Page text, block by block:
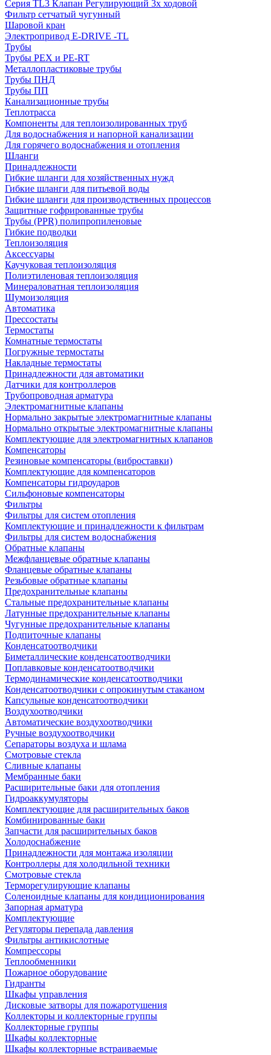
Серия TL3 Клапан Регулирующий 3х ходовой
Фильтр сетчатый чугунный
Шаровой кран
Электропривод E-DRIVE -TL
Трубы
Трубы PEX и PE-RT
Металлопластиковые трубы
Трубы ПНД
Трубы ПП
Канализационные трубы
Теплотрасса
Компоненты для теплоизолированных труб
Для водоснабжения и напорной канализации
Для горячего водоснабжения и отопления
Шланги
Принадлежности
Гибкие шланги для хозяйственных нужд
Гибкие шланги для питьевой воды
Гибкие шланги для производственных процессов
Защитные гофрированные трубы
Трубы (РРR) полипропиленовые
Гибкие подводки
Теплоизоляция
Аксессуары
Каучуковая теплоизоляция
Полиэтиленовая теплоизоляция
Минераловатная теплоизоляция
Шумоизоляция
Автоматика
Прессостаты
Термостаты
Комнатные термостаты
Погружные термостаты
Накладные термостаты
Принадлежности для автоматики
Датчики для контроллеров
Трубопроводная арматура
Электромагнитные клапаны
Нормально закрытые электромагнитные клапаны
Нормально открытые электромагнитные клапаны
Комплектующие для электромагнитных клапанов
Компенсаторы
Резиновые компенсаторы (виброставки)
Комплектующие для компенсаторов
Компенсаторы гидроударов
Сильфоновые компенсаторы
Фильтры
Фильтры для систем отопления
Комплектующие и принадлежности к фильтрам
Фильтры для систем водоснабжения
Обратные клапаны
Межфланцевые обратные клапаны
Фланцевые обратные клапаны
Резьбовые обратные клапаны
Предохранительные клапаны
Стальные предохранительные клапаны
Латунные предохранительные клапаны
Чугунные предохранительные клапаны
Подпиточные клапаны
Конденсатоотводчики
Биметаллические конденсатоотводчики
Поплавковые конденсатоотводчики
Термодинамические конденсатоотводчики
Конденсатоотводчики с опрокинутым стаканом
Капсульные конденсатоотводчики
Воздухоотводчики
Автоматические воздухоотводчики
Ручные воздухоотводчики
Сепараторы воздуха и шлама
Смотровые стекла
Сливные клапаны
Мембранные баки
Расширительные баки для отопления
Гидроаккумуляторы
Комплектующие для расширительных баков
Комбинированные баки
Запчасти для расширительных баков
Холодоснабжение
Принадлежности для монтажа изоляции
Контроллеры для холодильной техники
Смотровые стекла
Терморегулирующие клапаны
Соленоидные клапаны для кондиционирования
Запорная арматура
Комплектующие
Регуляторы перепада давления
Фильтры антикислотные
Компрессоры
Теплообменники
Пожарное оборудование
Гидранты
Шкафы управления
Дисковые затворы для пожаротушения
Коллекторы и коллекторные группы
Коллекторные группы
Шкафы коллекторные
Шкафы коллекторные встраиваемые